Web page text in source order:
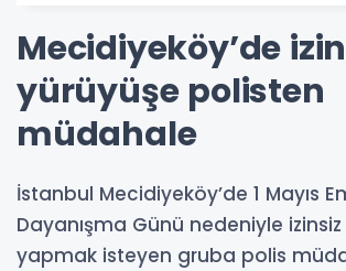
Mecidiyeköy’de
yürüyüşe polisten
müdahale
İstanbul Mecidiyeköy’de 1 Mayıs
Dayanışma Günü nedeniyle
yapmak isteyen gruba polis